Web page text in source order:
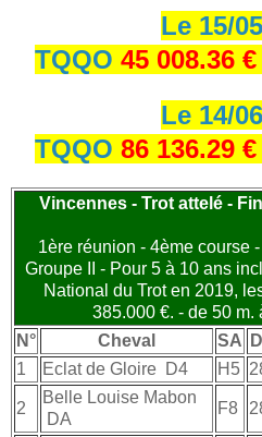
Le 15/
TQQO 45 008.36 €
Le 14/
TQQO 86 136.29 €
Vincennes - Trot attelé -
1ère réunion - 4ème course
Groupe II - Pour 5 à 10 ans
National du Trot en 2019,
385.000 €. - de 50 m.
N°
Cheval SA
1
Eclat de Gloire D4 H5
2
Belle Louise Mabon
DA
F8